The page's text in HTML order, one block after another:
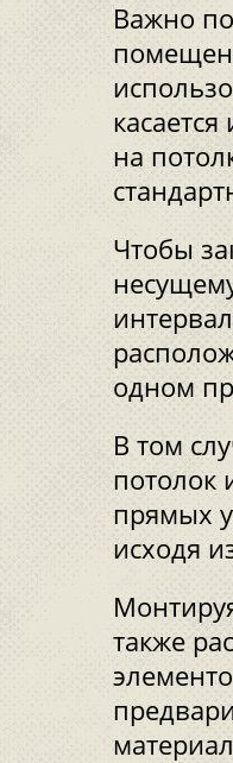
Важно
на
Чтобы
одном
В том
потолок
прямых
исходя
также